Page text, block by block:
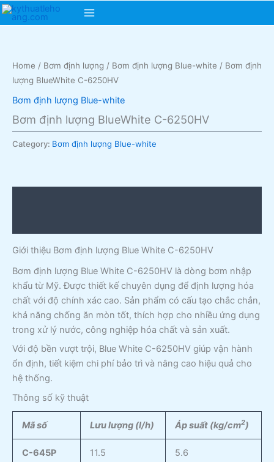
Skip
Main
Home / Bơm định lượng / Bơm định lượng Blue-white / Bơm định
lượng BlueWhite C-6250HV
Bơm định lượng Blue-white
Bơm định lượng BlueWhite C-6250HV
Category: Bơm định lượng Blue-white
Giới thiệu Bơm định lượng Blue White C-6250HV
Bơm định lượng Blue White C-6250HV là dòng bơm nhập
khẩu từ Mỹ. Được thiết kế chuyên dụng để định lượng hóa
chất với độ chính xác cao. Sản phẩm có cấu tạo chắc chắn,
khả năng chống ăn mòn tốt, thích hợp cho nhiều ứng dụng
trong xử lý nước, công nghiệp hóa chất và sản xuất.
Với độ bền vượt trội, Blue White C-6250HV giúp vận hành
ổn định, tiết kiệm chi phí bảo trì và nâng cao hiệu quả cho
hệ thống.
Thông số kỹ thuật
Mã số Lưu lượng (l/h) Áp suất (kg/cm2)
C-645P 11.5 5.6